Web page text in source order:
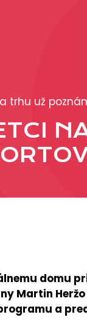
trhu už
domu
Martin
a